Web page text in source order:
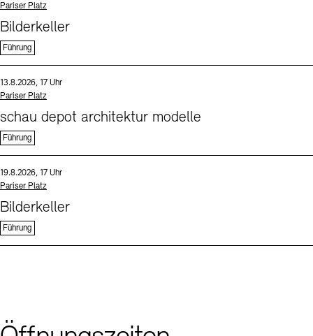
Standort
Pariser Platz
Bilderkeller
Führung
Datum und Uhrzeit:
13.8.2026, 17 Uhr
Standort
Pariser Platz
schau depot architektur modelle
Führung
Datum und Uhrzeit:
19.8.2026, 17 Uhr
Standort
Pariser Platz
Bilderkeller
Führung